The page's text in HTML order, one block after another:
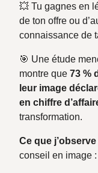
💥 Tu gagnes en
de ton offre ou
connaissance de
🎯 Une étude
montre que 73 %
leur image
en chiffre
transformation.
Ce que
conseil en image :